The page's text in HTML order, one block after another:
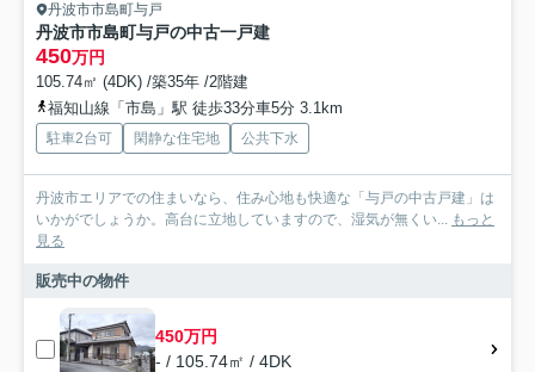
丹波市市島町与戸
丹波市市島町与戸の中古一戸建
450万円
105.74㎡ (4DK) /築35年 /2階建
福知山線「市島」駅 徒歩33分車5分 3.1km
駐車2台可 閑静な住宅地 公共下水
丹波市エリアでの住まいなら、住み心地も快適な「与戸の中古戸建」は
いかがでしょうか。高台に立地していますので、湿気が無くい... もっと
見る
販売中の物件
450万円
- / 105.74㎡ / 4DK